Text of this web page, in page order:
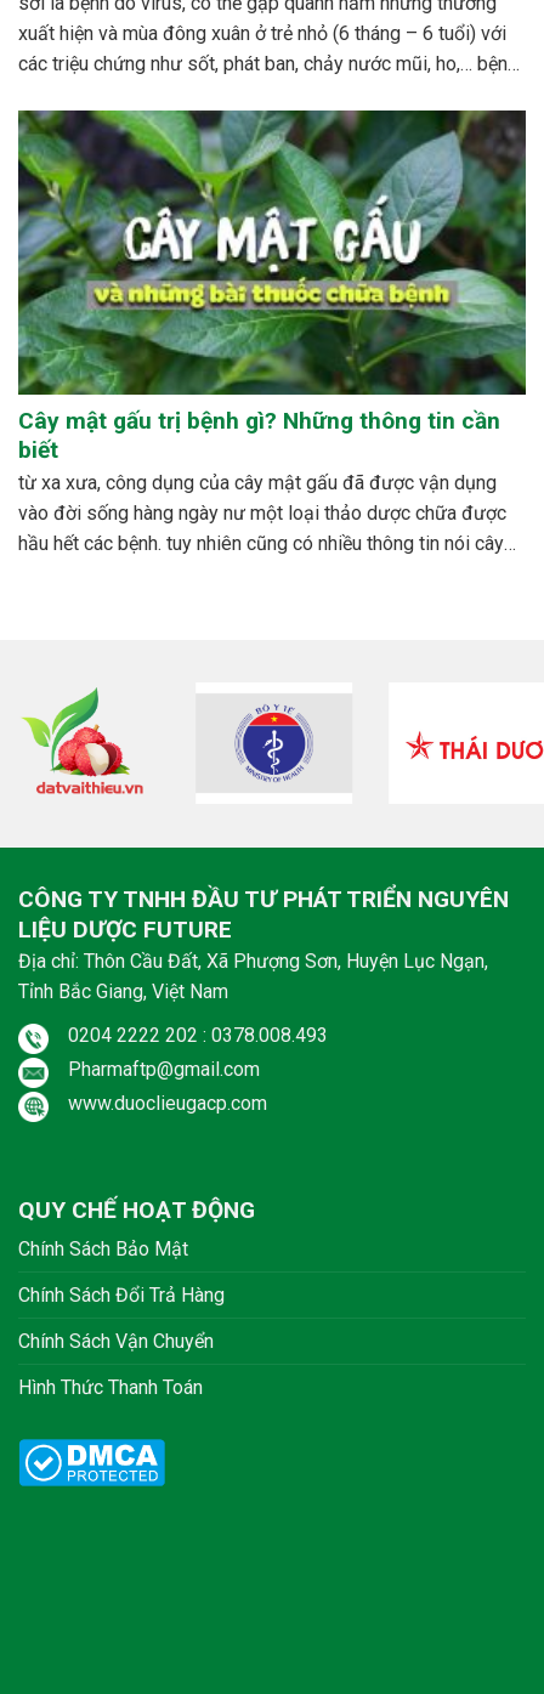
xuất hiện và mùa đông xuân ở trẻ nhỏ (6 tháng – 6 tuổi) với
các triệu chứng như sốt, phát ban, chảy nước mũi, ho,… bệnh
Cây mật gấu trị bệnh gì? Những thông tin cần
biết
từ xa xưa, công dụng của cây mật gấu đã được vận dụng
vào đời sống hàng ngày nư một loại thảo dược chữa được
hầu hết các bệnh. tuy nhiên cũng có nhiều thông tin nói cây
CÔNG TY TNHH ĐẦU TƯ PHÁT TRIỂN NGUYÊN
LIỆU DƯỢC FUTURE
Địa chỉ: Thôn Cầu Đất, Xã Phượng Sơn, Huyện Lục Ngạn,
Tỉnh Bắc Giang, Việt Nam
0204 2222 202 : 0378.008.493
Pharmaftp@gmail.com
www.duoclieugacp.com
QUY CHẾ HOẠT ĐỘNG
Chính Sách Bảo Mật
Chính Sách Đổi Trả Hàng
Chính Sách Vận Chuyển
Hình Thức Thanh Toán